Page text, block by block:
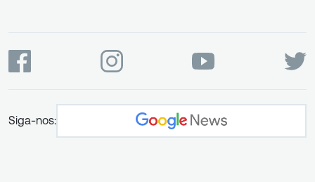
Siga-nos: